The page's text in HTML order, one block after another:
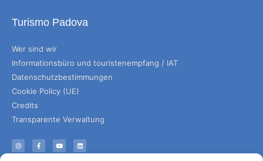
Turismo Padova
Wer sind wir
Informationsbüro und touristenempfang / IAT
Datenschutzbestimmungen
Cookie Policy (UE)
Credits
Transparente Verwaltung